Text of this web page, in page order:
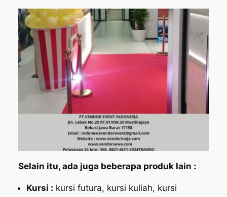
Selain itu, ada juga beberapa produk lain :
Kursi : kursi futura, kursi kuliah, kursi